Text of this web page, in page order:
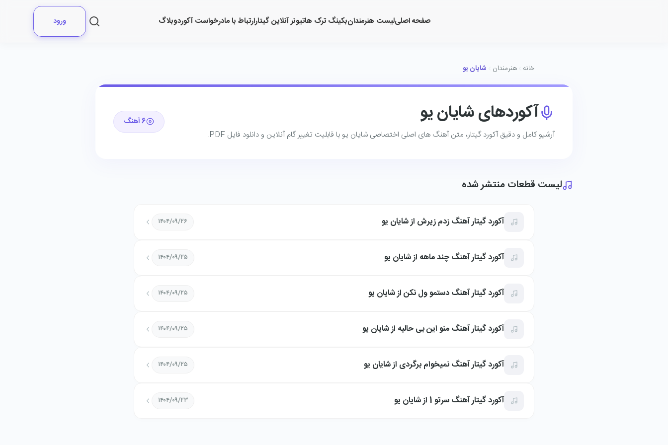
صفحه اصلیلیست هنرمندانبکینگ ترک هاتیونر آنلاین گیتارارتباط با مادرخواست آکوردوبلاگ ورود
خانه هنرمندان شایان یو
آکوردهای شایان یو
آرشیو کامل و دقیق آکورد گیتار، متن آهنگ ‌های اصلی اختصاصی شایان یو با قابلیت تغییر گام آنلاین و دانلود فایل PDF.
6 آهنگ
لیست قطعات منتشر شده
آکورد گیتار آهنگ زدم زیرش از شایان یو ۱۴۰۴/۰۹/۲۶
آکورد گیتار آهنگ چند ماهه از شایان یو ۱۴۰۴/۰۹/۲۵
آکورد گیتار آهنگ دستمو ول نکن از شایان یو ۱۴۰۴/۰۹/۲۵
آکورد گیتار آهنگ منو این بی حالیه از شایان یو ۱۴۰۴/۰۹/۲۵
آکورد گیتار آهنگ نمیخوام برگردی از شایان یو ۱۴۰۴/۰۹/۲۵
آکورد گیتار آهنگ سرتو 1 از شایان یو ۱۴۰۴/۰۹/۲۳